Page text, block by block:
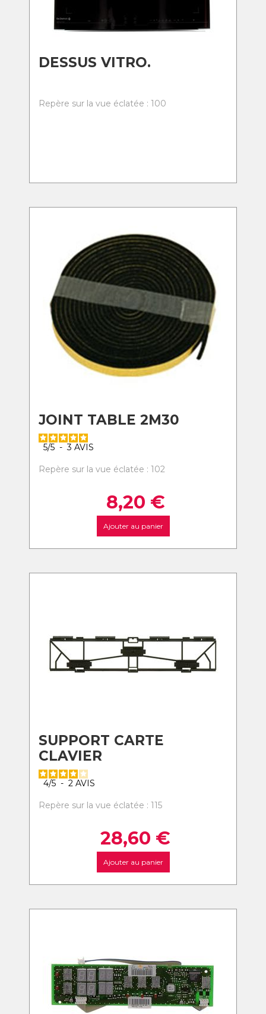
DESSUS VITRO.
Repère sur la vue éclatée : 100
JOINT TABLE 2M30
5/5 - 3 AVIS
Repère sur la vue éclatée : 102
8,20 €
Ajouter au panier
SUPPORT CARTE
CLAVIER
4/5 - 2 AVIS
Repère sur la vue éclatée : 115
28,60 €
Ajouter au panier